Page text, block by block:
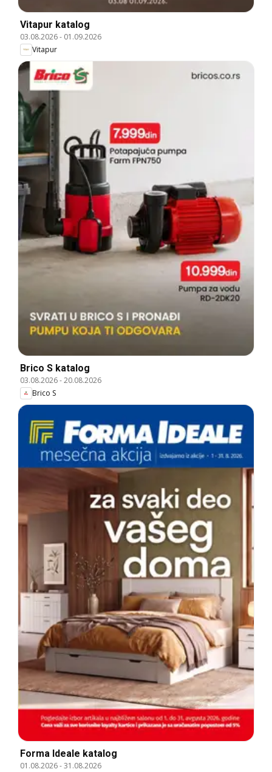
Vitapur katalog
03.08.2026- 01.09.2026
Vitapur
Brico S katalog
03.08.2026-20.08.2026
Brico S
Forma Ideale katalog
01.08.2026-31.08.2026